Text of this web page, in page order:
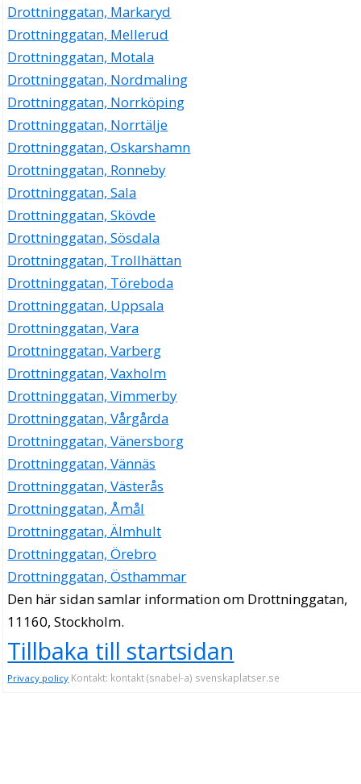
Drottninggatan, Markaryd
Drottninggatan, Mellerud
Drottninggatan, Motala
Drottninggatan, Nordmaling
Drottninggatan, Norrköping
Drottninggatan, Norrtälje
Drottninggatan, Oskarshamn
Drottninggatan, Ronneby
Drottninggatan, Sala
Drottninggatan, Skövde
Drottninggatan, Sösdala
Drottninggatan, Trollhättan
Drottninggatan, Töreboda
Drottninggatan, Uppsala
Drottninggatan, Vara
Drottninggatan, Varberg
Drottninggatan, Vaxholm
Drottninggatan, Vimmerby
Drottninggatan, Vårgårda
Drottninggatan, Vänersborg
Drottninggatan, Vännäs
Drottninggatan, Västerås
Drottninggatan, Åmål
Drottninggatan, Älmhult
Drottninggatan, Örebro
Drottninggatan, Östhammar
Den här sidan samlar information om Drottninggatan,
11160, Stockholm.
Tillbaka till startsidan
Privacy policy Kontakt: kontakt (snabel-a) svenskaplatser.se